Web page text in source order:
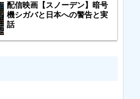
配信映画【スノーデン】暗号
機シガバと日本への警告と実
話